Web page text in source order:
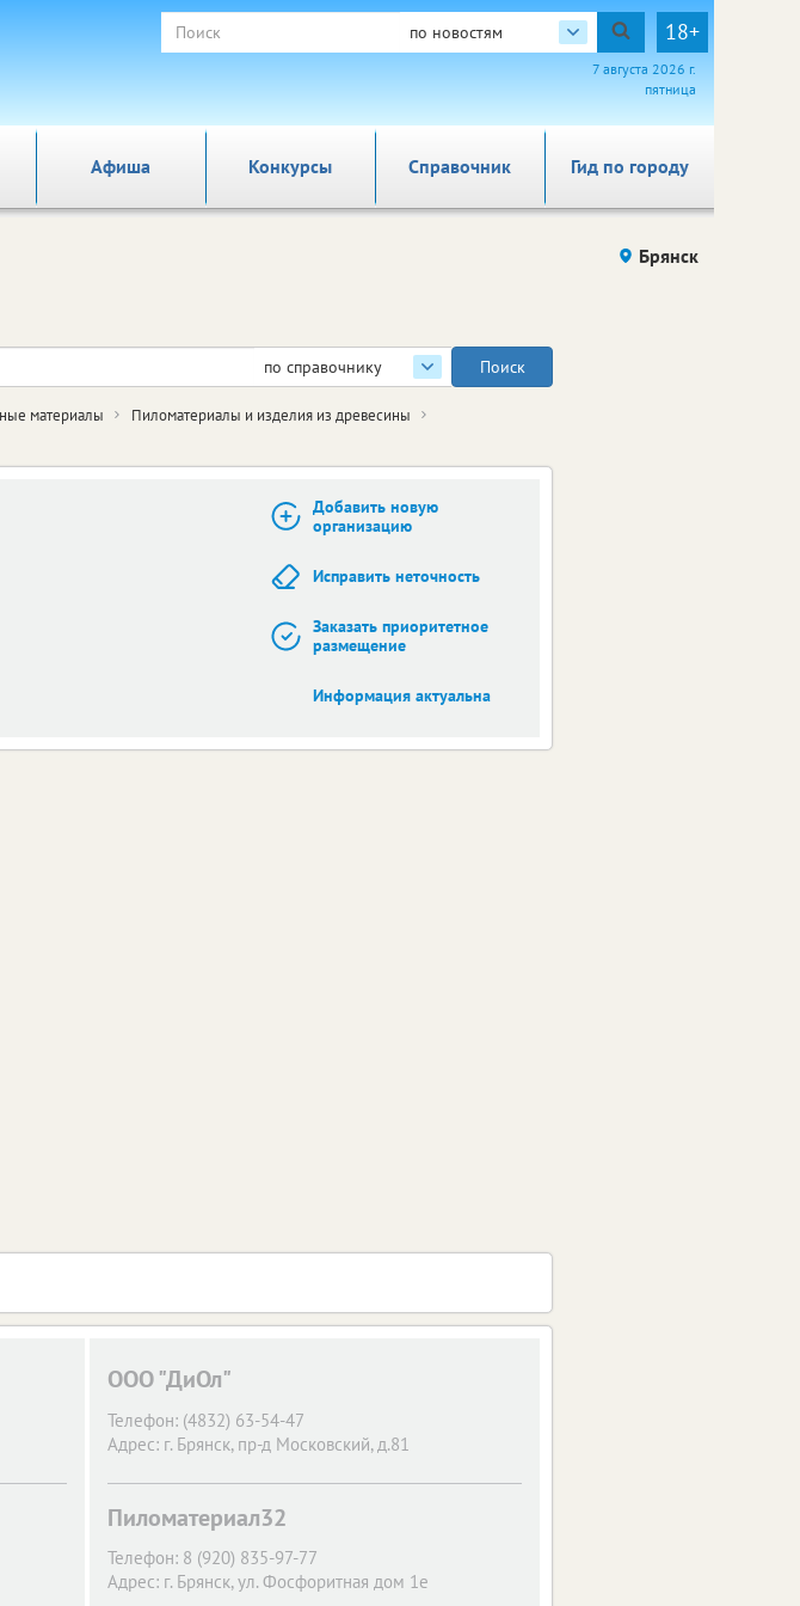
по новостям 18+
7 августа 2026 г.
пятница
Афиша Справочник Гид по городу
Конкурсы
Брянск
по справочнику
материалы
Пиломатериалы и изделия из древесины
Добавить новую
организацию
Исправить неточность
Заказать приоритетное
размещение
Информация актуальна
ООО "ДиОл"
Телефон: (4832) 63-54-47
Адрес: г. Брянск, пр-д Московский, д.81
Пиломатериал32
Телефон: 8 (920) 835-97-77
Адрес: г. Брянск, ул. Фосфоритная дом 1е